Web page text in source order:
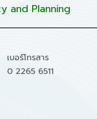
and Planning
เบอร์โทรสาร
0 2265 6511